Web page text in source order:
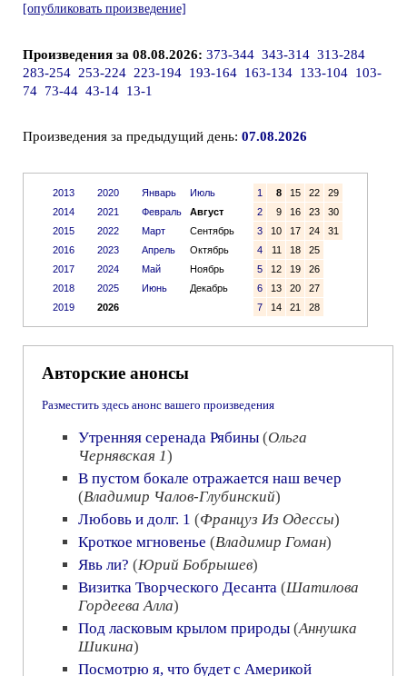
[опубликовать произведение]
Произведения за 08.08.2026: 373-344 343-314 313-284
283-254 253-224 223-194 193-164 163-134 133-104 103-
74 73-44 43-14 13-1
Произведения за предыдущий день: 07.08.2026
2013
2014
2015
2016
2017
2018
2019
2020
2021
2022
2023
2024
2025
2026
Январь
Июль
Февраль
Август
Март
Сентябрь
Апрель
Октябрь
Май
Ноябрь
Июнь
Декабрь
1 8 15 22
29
2
9 16 23
30
3
10 17 24
31
4
11 18
25
5
12 19
26
6
13 20
27
7
14 21 28
Авторские анонсы
Разместить здесь анонс вашего произведения
Утренняя серенада Рябины (Ольга
Чернявская 1)
В пустом бокале отражается наш вечер
(Владимир Чалов-Глубинский)
Любовь и долг. 1 (Француз Из Одессы)
Кроткое мгновенье (Владимир Гоман)
Явь ли? (Юрий Бобрышев)
Визитка Творческого Десанта (Шатилова
Гордеева Алла)
Под ласковым крылом природы (Аннушка
Шикина)
Посмотрю я, что будет с Америкой